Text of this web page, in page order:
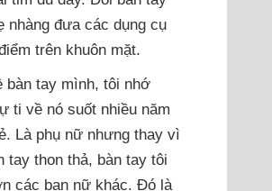
nhàng đưa các dụng cụ
trên khuôn mặt.
bàn tay mình, tôi nhớ
ti về nó suốt nhiều năm
Là phụ nữ nhưng thay vì
tay thon thả, bàn tay tôi
các bạn nữ khác. Đó là